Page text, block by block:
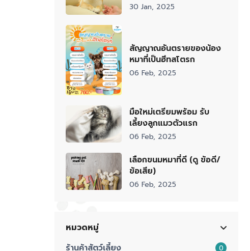
30 Jan, 2025
สัญญาณอันตรายของน้อง
หมาที่เป็นฮีทสโตรก
06 Feb, 2025
มือใหม่เตรียมพร้อม รับ
เลี้ยงลูกแมวตัวแรก
06 Feb, 2025
เลือกขนมหมาที่ดี (ดู ข้อดี/
ข้อเสีย)
06 Feb, 2025
หมวดหมู่
ร้านค้าสัตว์เลี้ยง
0